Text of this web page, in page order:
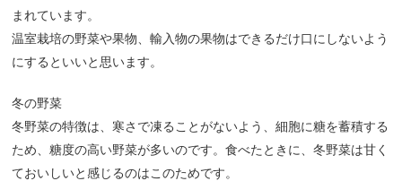
まれています。
温室栽培の野菜や果物、輸入物の果物はできるだけ口にしないよう
にするといいと思います。
冬の野菜
冬野菜の特徴は、寒さで凍ることがないよう、細胞に糖を蓄積する
ため、糖度の高い野菜が多いのです。食べたときに、冬野菜は甘く
ておいしいと感じるのはこのためです。